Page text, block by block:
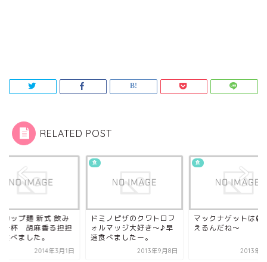
RELATED POST
カップ麺 新式 飲み
一杯 胡麻香る担担
べました。
2014年3月1日
食
ドミノピザのクワトロフ
ォルマッジ大好き～♪早
速食べましたー。
2013年9月8日
食
マックナゲットは朝
えるんだね～
2013年6